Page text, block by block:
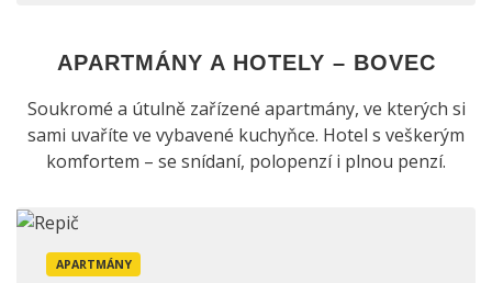
APARTMÁNY A HOTELY – BOVEC
Soukromé a útulně zařízené apartmány, ve kterých si
sami uvaříte ve vybavené kuchyňce. Hotel s veškerým
komfortem – se snídaní, polopenzí i plnou penzí.
APARTMÁNY